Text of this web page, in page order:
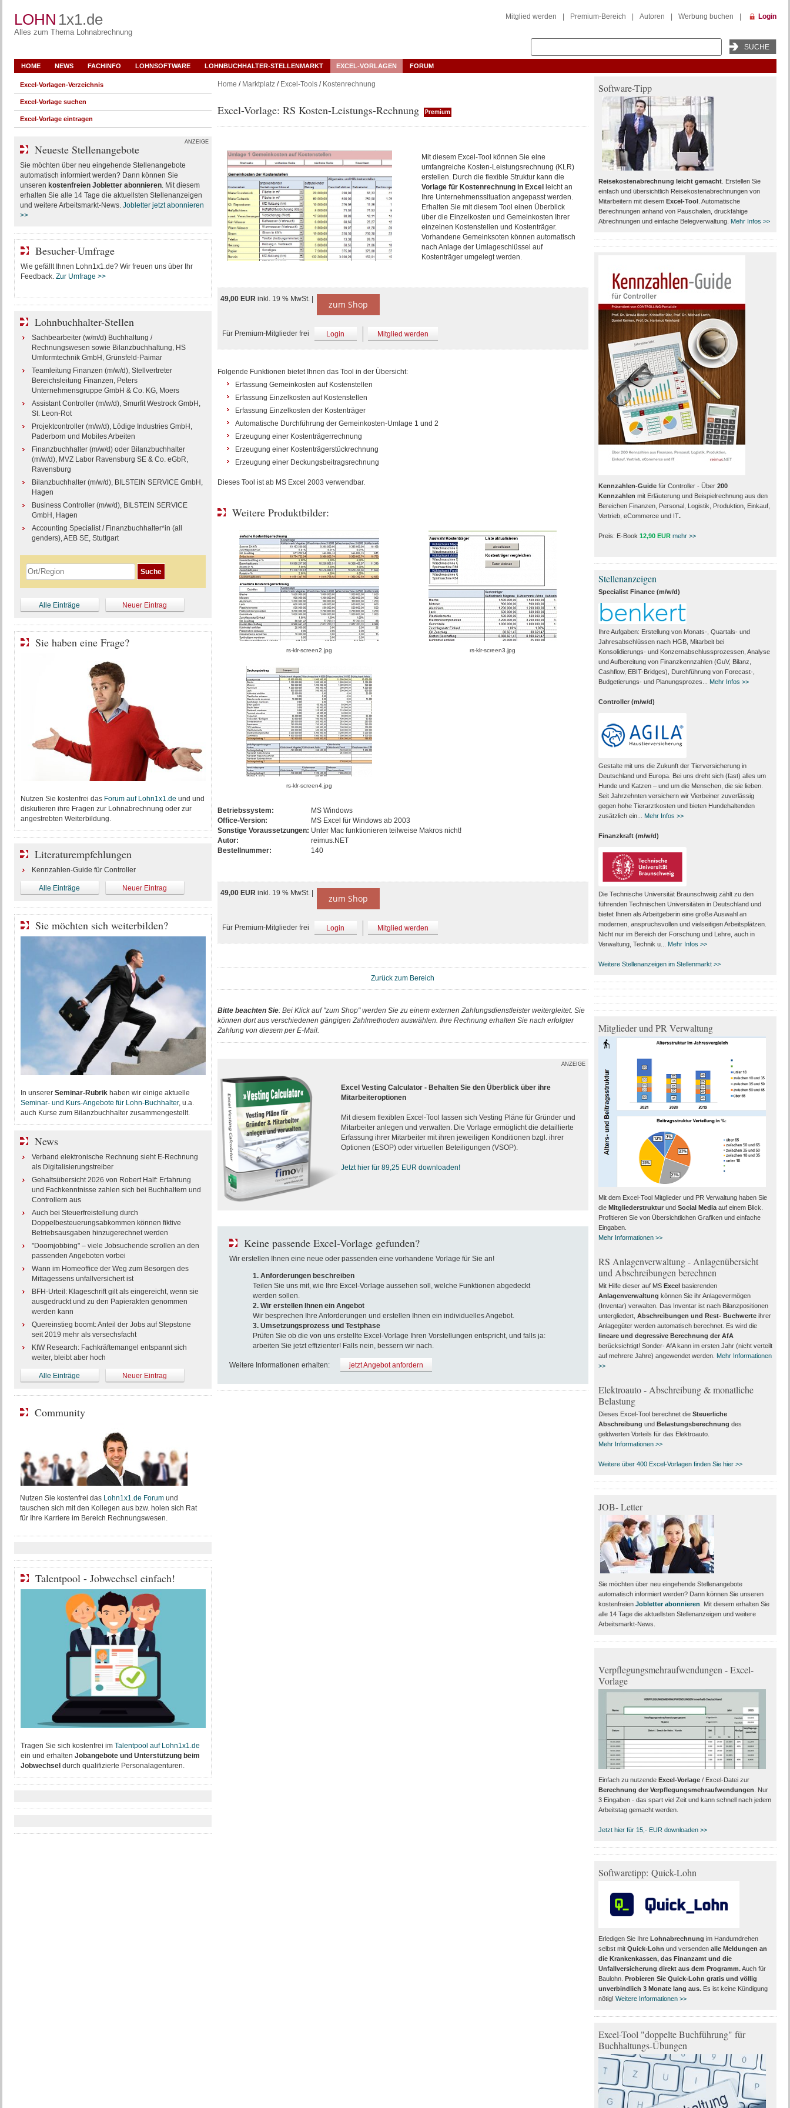
LOHN 1x1.de
Alles zum Thema Lohnabrechnung
Mitglied werden Premium-Bereich Autoren Werbung buchen Login
HOME NEWS FACHINFO LOHNSOFTWARE LOHNBUCHHALTER-STELLENMARKT EXCEL-VORLAGEN FORUM
Home / Marktplatz/ Excel-Tools/ Kostenrechnung
Excel-Vorlage: RS Kosten-Leistungs-Rechnung Premium
Mit diesem Excel-Tool können Sie eine
umfangreiche Kosten-Leistungsrechnung (KLR)
erstellen. Durch die flexible Struktur kann die
Vorlage für Kostenrechnung in Excel
leicht an
Ihre Unternehmenssituation angepasst werden.
Erhalten Sie mit diesem Tool einen Überblick
über die Einzelkosten und Gemeinkosten Ihrer
einzelnen Kostenstellen und Kostenträger.
Vorhandene Gemeinksoten können automatisch
nach Anlage der Umlageschlüssel auf
Kostenträger umgelegt werden.
49,00 EUR inkl. 19 % MwSt. | zum Shop
Für Premium-Mitglieder frei Login Mitglied werden
Folgende Funktionen bietet Ihnen das Tool in der Übersicht:
Erfassung Gemeinkosten auf Kostenstellen
Erfassung Einzelkosten auf Kostenstellen
Erfassung Einzelkosten der Kostenträger
Automatische Durchführung der Gemeinkosten-Umlage 1 und 2
Erzeugung einer Kostenträgerrechnung
Erzeugung einer Kostenträgerstückrechnung
Erzeugung einer Deckungsbeitragsrechnung
Dieses Tool ist ab MS Excel 2003 verwendbar.
Weitere Produktbilder:
rs-klr-screen2.jpg rs-klr-screen3.jpg
rs-klr-screen4.jpg
Betriebssystem:
MS Windows
Office-Version:
MS Excel für Windows ab 2003
Sonstige Voraussetzungen: Unter Mac funktionieren teilweise Makros nicht!
Autor:
reimus.NET
Bestellnummer:
140
49,00 EUR inkl. 19 % MwSt. | zum Shop
Für Premium-Mitglieder frei Login Mitglied werden
Zurück zum Bereich
Bitte beachten Sie: Bei Klick auf "zum Shop" werden Sie zu einem externen Zahlungsdienstleister weitergleitet. Sie
können dort aus verschiedenen gängigen Zahlmethoden auswählen. Ihre Rechnung erhalten Sie nach erfolgter
Zahlung von diesem per E-Mail.
ANZEIGE
Excel Vesting Calculator - Behalten Sie den Überblick über ihre
Mitarbeiteroptionen
Mit diesem flexiblen Excel-Tool lassen sich Vesting Pläne für Gründer und
Mitarbeiter anlegen und verwalten. Die Vorlage ermöglicht die detaillierte
Erfassung ihrer Mitarbeiter mit ihren jeweiligen Konditionen bzgl. ihrer
Optionen (ESOP) oder virtuellen Beteiligungen (VSOP).
Jetzt hier für 89,25 EUR downloaden!
Keine passende Excel-Vorlage gefunden?
Wir erstellen Ihnen eine neue oder passenden eine vorhandene Vorlage für Sie an!
1. Anforderungen beschreiben
Teilen Sie uns mit, wie Ihre Excel-Vorlage aussehen soll, welche Funktionen abgedeckt
werden sollen.
2. Wir erstellen Ihnen ein Angebot
Wir besprechen Ihre Anforderungen und erstellen Ihnen ein individuelles Angebot.
3. Umsetzungsprozess und Testphase
Prüfen Sie ob die von uns erstellte Excel-Vorlage Ihren Vorstellungen entspricht, und falls ja:
arbeiten Sie jetzt effizienter! Falls nein, bessern wir nach.
Weitere Informationen erhalten: jetzt Angebot anfordern
Excel-Vorlagen-Verzeichnis
Excel-Vorlage suchen
Excel-Vorlage eintragen
ANZEIGE
Neueste Stellenangebote
Sie möchten über neu eingehende Stellenangebote
automatisch informiert werden? Dann können Sie
unseren kostenfreien Jobletter abonnieren. Mit diesem
erhalten Sie alle 14 Tage die aktuellsten Stellenanzeigen
und weitere Arbeitsmarkt-News. Jobletter jetzt abonnieren
>>
Besucher-Umfrage
Wie gefällt Ihnen Lohn1x1.de? Wir freuen uns über Ihr
Feedback. Zur Umfrage >>
Lohnbuchhalter-Stellen
Sachbearbeiter (w/m/d) Buchhaltung /
Rechnungswesen sowie Bilanzbuchhaltung, HS
Umformtechnik GmbH, Grünsfeld-Paimar
Teamleitung Finanzen (m/w/d), Stellvertreter
Bereichsleitung Finanzen, Peters
Unternehmensgruppe GmbH & Co. KG, Moers
Assistant Controller (m/w/d), Smurfit Westrock GmbH,
St. Leon-Rot
Projektcontroller (m/w/d), Lödige Industries GmbH,
Paderborn und Mobiles Arbeiten
Finanzbuchhalter (m/w/d) oder Bilanzbuchhalter
(m/w/d), MVZ Labor Ravensburg SE & Co. eGbR,
Ravensburg
Bilanzbuchhalter (m/w/d), BILSTEIN SERVICE GmbH,
Hagen
Business Controller (m/w/d), BILSTEIN SERVICE
GmbH, Hagen
Accounting Specialist / Finanzbuchhalter*in (all
genders), AEB SE, Stuttgart
Alle Einträge Neuer Eintrag
Sie haben eine Frage?
Nutzen Sie kostenfrei das Forum auf Lohn1x1.de und und
diskutieren ihre Fragen zur Lohnabrechnung oder zur
angestrebten Weiterbildung.
Literaturempfehlungen
Kennzahlen-Guide für Controller
Alle Einträge Neuer Eintrag
Sie möchten sich weiterbilden?
In unserer Seminar-Rubrikhaben wir einige aktuelle
Seminar- und Kurs-Angebote für Lohn-Buchhalter, u.a.
auch Kurse zum Bilanzbuchhalter zusammengestellt.
News
Verband elektronische Rechnung sieht E-Rechnung
als Digitalisierungstreiber
Gehaltsübersicht 2026 von Robert Half: Erfahrung
und Fachkenntnisse zahlen sich bei Buchhaltern und
Controllern aus
Auch bei Steuerfreistellung durch
Doppelbesteuerungsabkommen können fiktive
Betriebsausgaben hinzugerechnet werden
"Doomjobbing" – viele Jobsuchende scrollen an den
passenden Angeboten vorbei
Wann im Homeoffice der Weg zum Besorgen des
Mittagessens unfallversichert ist
BFH-Urteil: Klageschrift gilt als eingereicht, wenn sie
ausgedruckt und zu den Papierakten genommen
werden kann
Quereinstieg boomt: Anteil der Jobs auf Stepstone
seit 2019 mehr als versechsfacht
KfW Research: Fachkräftemangel entspannt sich
weiter, bleibt aber hoch
Alle Einträge Neuer Eintrag
Community
Nutzen Sie kostenfrei das Lohn1x1.de Forumund
tauschen sich mit den Kollegen aus bzw. holen sich Rat
für Ihre Karriere im Bereich Rechnungswesen.
Talentpool - Jobwechsel einfach!
Tragen Sie sich kostenfrei im Talentpool auf Lohn1x1.de
ein und erhalten Jobangebote und Unterstützung beim
Jobwechsel durch qualifizierte Personalagenturen.
Software-Tipp
Reisekostenabrechnung leicht gemacht. Erstellen Sie
einfach und übersichtlich Reisekostenabrechnungen von
Mitarbeitern mit diesem Excel-Tool. Automatische
Berechnungen anhand von Pauschalen, druckfähige
Abrechnungen und einfache Belegverwaltung. Mehr Infos >>
Kennzahlen-Guidefür Controller - Über 200
Kennzahlen mit Erläuterung und Beispielrechnung aus den
Bereichen Finanzen, Personal, Logistik, Produktion, Einkauf,
Vertrieb, eCommerce und IT.
Preis: E-Book 12,90 EUR mehr >>
Stellenanzeigen
Specialist Finance (m/w/d)
Ihre Aufgaben: Erstellung von Monats‑, Quartals‑ und
Jahresabschlüssen nach HGB, Mitarbeit bei
Konsolidierungs‑ und Konzernabschlussprozessen, Analyse
und Aufbereitung von Finanzkennzahlen (GuV, Bilanz,
Cashflow, EBIT-Bridges), Durchführung von Forecast‑,
Budgetierungs‑ und Planungsprozes...
Mehr Infos >>
Controller (m/w/d)
Gestalte mit uns die Zukunft der Tierversicherung in
Deutschland und Europa. Bei uns dreht sich (fast) alles um
Hunde und Katzen – und um die Menschen, die sie lieben.
Seit Jahrzehnten versichern wir Vierbeiner zuverlässig
gegen hohe Tierarztkosten und bieten Hundehaltenden
zusätzlich ein...
Mehr Infos >>
Finanzkraft (m/w/d)
Die Technische Universität Braunschweig zählt zu den
führenden Technischen Universitäten in Deutschland und
bietet Ihnen als Arbeit­geberin eine große Auswahl an
modernen, anspruchsvollen und vielseitigen Arbeits­plätzen.
Nicht nur im Bereich der Forschung und Lehre, auch in
Verwaltung, Technik u...
Mehr Infos >>
Weitere Stellenanzeigen im Stellenmarkt >>
Mitglieder und PR Verwaltung
Mit dem Excel-Tool Mitglieder und PR Verwaltung haben Sie
die Mitgliederstrukturund Social Mediaauf einem Blick.
Profitieren Sie von Übersichtlichen Grafiken und einfache
Eingaben.
Mehr Informationen >>
RS Anlagenverwaltung - Anlagenübersicht
und Abschreibungen berechnen
Mit Hilfe dieser auf MS Excel basierenden
Anlagenverwaltung können Sie ihr Anlagevermögen
(Inventar) verwalten. Das Inventar ist nach Bilanzpositionen
untergliedert, Abschreibungen und Rest- Buchwerteihrer
Anlagegüter werden automatisch berechnet. Es wird die
lineare und degressive Berechnung der AfA
berücksichtigt! Sonder- AfA kann im ersten Jahr (nicht verteilt
auf mehrere Jahre) angewendet werden. Mehr Informationen
>>
Elektroauto - Abschreibung & monatliche
Belastung
Dieses Excel-Tool berechnet die Steuerliche
Abschreibung und Belastungsberechnung des
geldwerten Vorteils für das Elektroauto.
Mehr Informationen >>
Weitere über 400 Excel-Vorlagen finden Sie hier >>
JOB- Letter
Sie möchten über neu eingehende Stellenangebote
automatisch informiert werden? Dann können Sie unseren
kostenfreien Jobletter abonnieren . Mit diesem erhalten Sie
alle 14 Tage die aktuellsten Stellenanzeigen und weitere
Arbeitsmarkt-News.
Verpflegungsmehraufwendungen - Excel-
Vorlage
Einfach zu nutzende Excel-Vorlage/ Excel-Datei zur
Berechnung der Verpflegungsmehraufwendungen . Nur
3 Eingaben - das spart viel Zeit und kann schnell nach jedem
Arbeitstag gemacht werden.
Jetzt hier für 15,- EUR downloaden >>
Softwaretipp: Quick-Lohn
Erledigen Sie IhreLohnabrechnung im Handumdrehen
selbst mitQuick-Lohn und versendenalle Meldungen an
die Krankenkassen, das Finanzamt und die
Unfallversicherung direkt aus dem Programm.Auch für
Baulohn.
Probieren Sie Quick-Lohn gratis und völlig
unverbindlich 3 Monate lang aus. Es ist keine Kündigung
nötig! Weitere Informationen >>
Excel-Tool "doppelte Buchführung" für
Buchhaltungs-Übungen